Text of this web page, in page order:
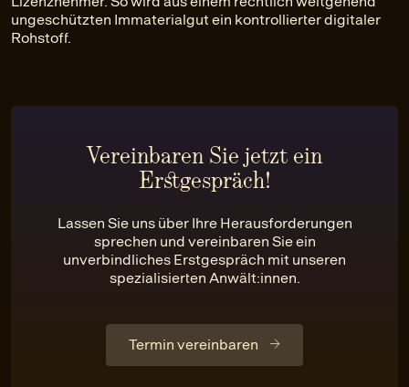
ungeschützten Immaterialgut ein kontrollierter digitaler
Rohstoff.
Vereinbaren Sie jetzt ein
Erstgespräch!
Lassen Sie uns über Ihre Herausforderungen
sprechen und vereinbaren Sie ein
unverbindliches Erstgespräch mit unseren
spezialisierten Anwält:innen.
Termin vereinbaren